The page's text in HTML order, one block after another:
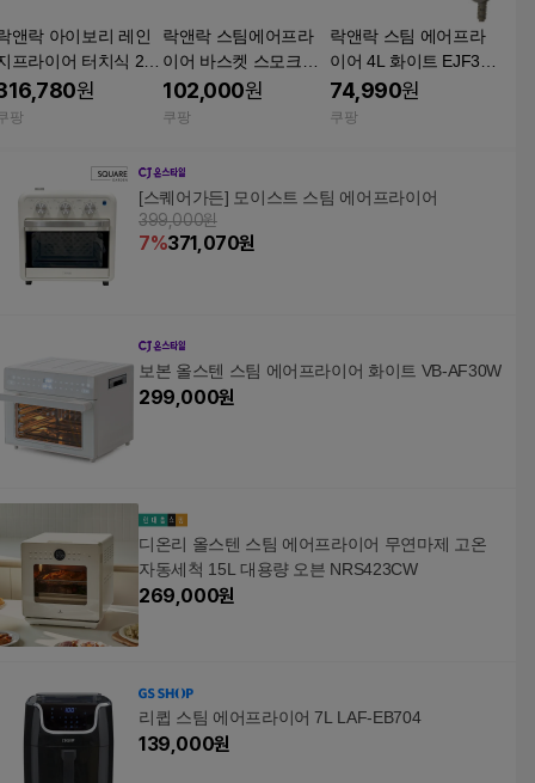
앤락 아이보리 레인
프라이어 터치식 22L
원
팡
락앤락 스팀에어프라
이어 바스켓 스모크그
레이 EJF881GRY4217
49 락앤락 스팀에어프
102,000원
쿠팡
락앤락 스팀 에어프라
이어 4L 화이트 EJF37
3WHT
74,990원
쿠팡
[스퀘어가든] 모이스트 스팀 에어프라이어
399,000원
7%371,070원
보본 올스텐 스팀 에어프라이어 화이트 VB-AF30W
299,000원
디온리 올스텐 스팀 에어프라이어 무연마제 고온
자동세척 15L 대용량 오븐 NRS423CW
269,000원
리큅 스팀 에어프라이어 7L LAF-EB704
139,000원